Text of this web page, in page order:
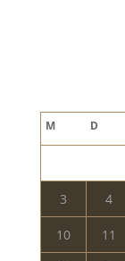
M D
3 4
10 11